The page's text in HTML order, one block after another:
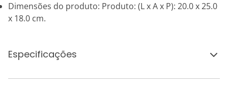
Dimensões do produto: Produto: (L x A x P): 20.0 x 25.0
x 18.0 cm.
Especificações